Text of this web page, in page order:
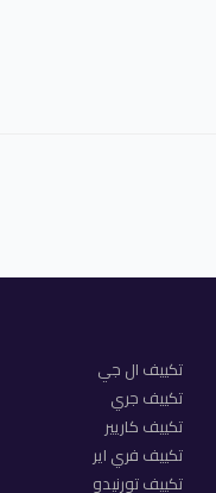
تكييف ال جي
تكييف جري
تكييف كاريير
تكييف فري اير
تكييف تورنيدو